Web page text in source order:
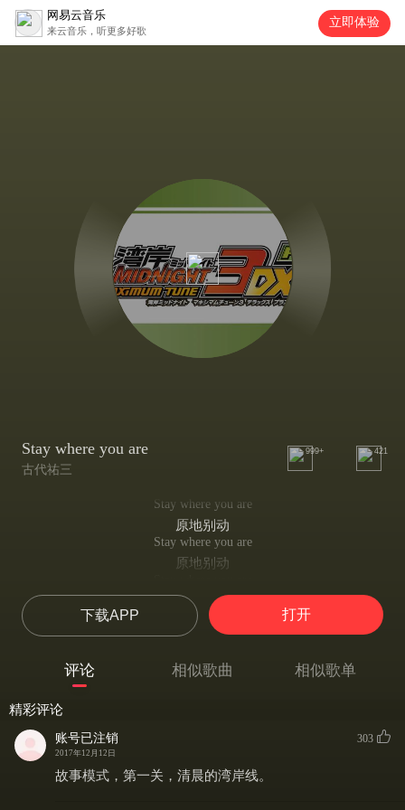
网易云音乐
来云音乐，听更多好歌
立即体验
Stay where you are
古代祐三
999+ 421
Stay where you are
原地别动
Stay where you are
原地别动
原地别动
In tonight, continue and that you weren't there
今夜漫长 而你早已离去
-
Stay where you are
下载APP 打开
评论 相似歌曲 相似歌单
精彩评论
账号已注销
2017年12月12日
303
故事模式，第一关，清晨的湾岸线。